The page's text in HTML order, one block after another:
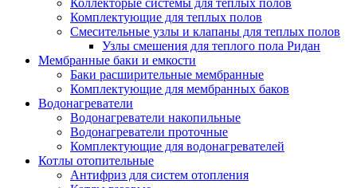
Коллекторые системы для теплых полов
Комплектующие для теплых полов
Смесительные узлы и клапаны для теплых полов
Узлы смешения для теплого пола Ридан
Мембранные баки и емкости
Баки расширительные мембранные
Комплектующие для мембранных баков
Водонагреватели
Водонагреватели накопильные
Водонагреватели проточные
Комплектующие для водонагревателей
Котлы отопительные
Антифриз для систем отопления